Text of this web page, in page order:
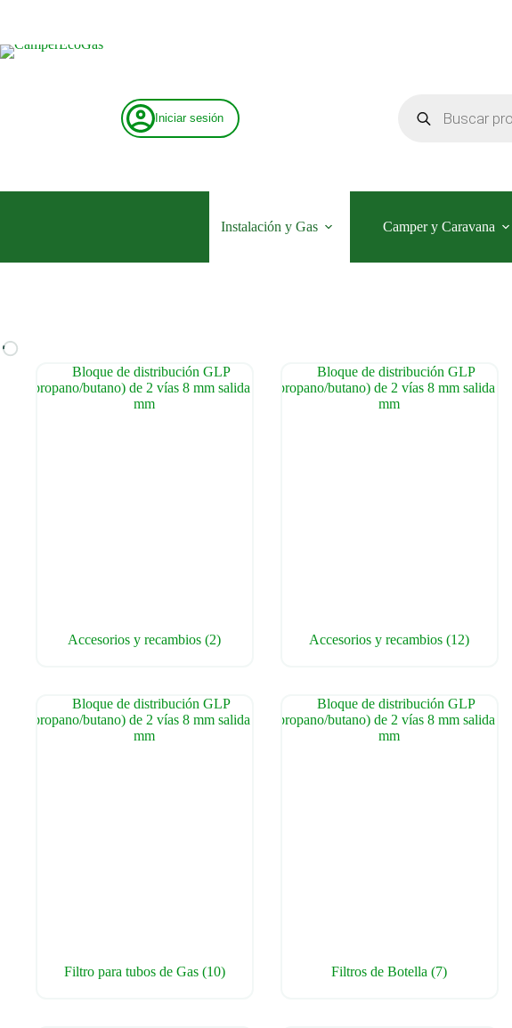
Iniciar sesión
productos
Instalación y Gas Camper y Caravana
Accesorios y recambios(2) Accesorios y recambios(12)
Filtro para tubos de Gas (10) Filtros de Botella(7)